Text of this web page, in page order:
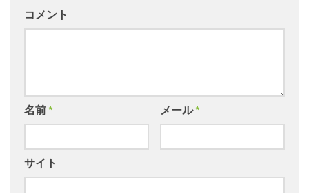
コメント
名前 * メール*
サイト